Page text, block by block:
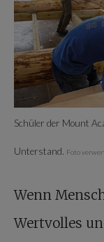
Schüler der Mount
Unterstand. Foto
Wenn
Wertvolles